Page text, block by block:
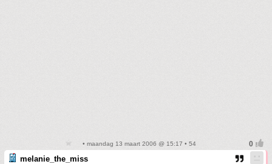
• maandag 13 maart 2006 @ 15:17 • 54
melanie_the_miss